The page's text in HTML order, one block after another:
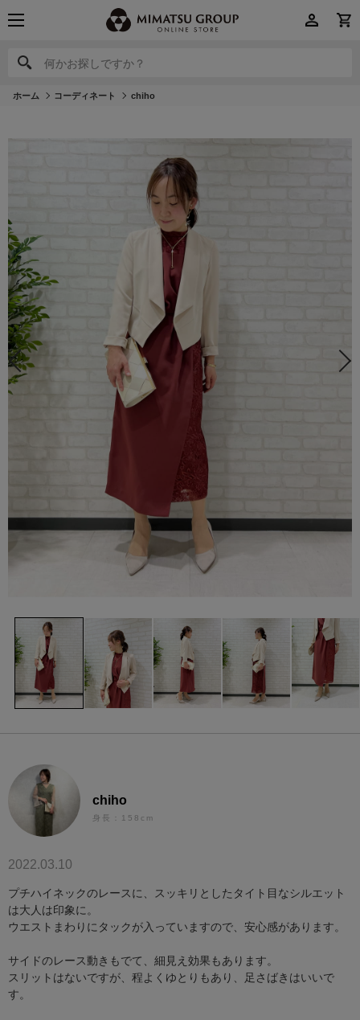
何かお探しですか？
何かお探しですか？
ホーム コーディネート chiho
chiho
身長：158cm
2022.03.10
プチハイネックのレースに、スッキリとしたタイト目なシルエット
は大人は印象に。
ウエストまわりにタックが入っていますので、安心感があります。
サイドのレース動きもでて、細見え効果もあります。
スリットはないですが、程よくゆとりもあり、足さばきはいいで
す。